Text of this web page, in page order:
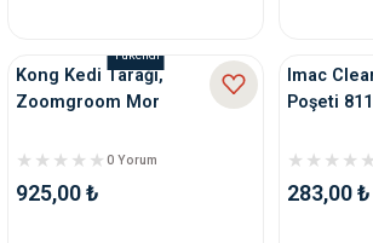
Tükendi
Kong Kedi Tarağı,
Zoomgroom Mor
0 Yorum
925,00 ₺
Imac
Poşeti
283,00 ₺